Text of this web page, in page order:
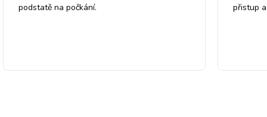
podstatě na počkání.
přistup